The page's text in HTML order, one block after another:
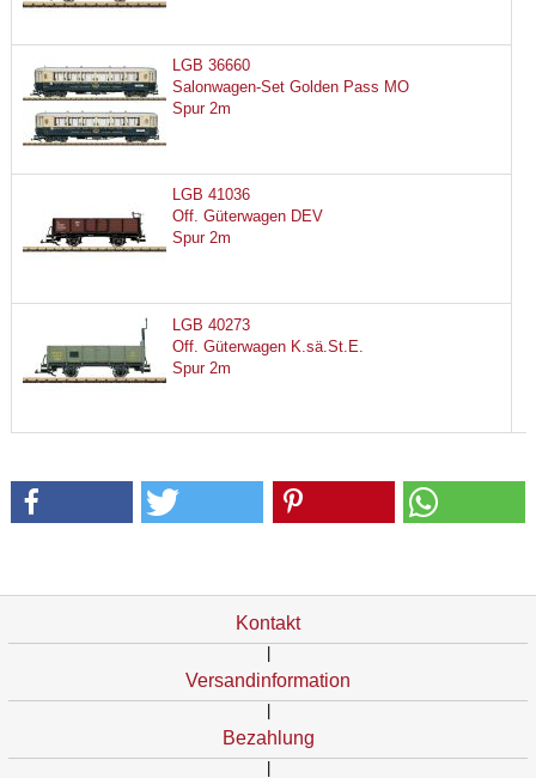
LGB 36660
Salonwagen-Set Golden Pass MO
Spur 2m
LGB 41036
Off. Güterwagen DEV
Spur 2m
LGB 40273
Off. Güterwagen K.sä.St.E.
Spur 2m
Kontakt
Versandinformation
Bezahlung